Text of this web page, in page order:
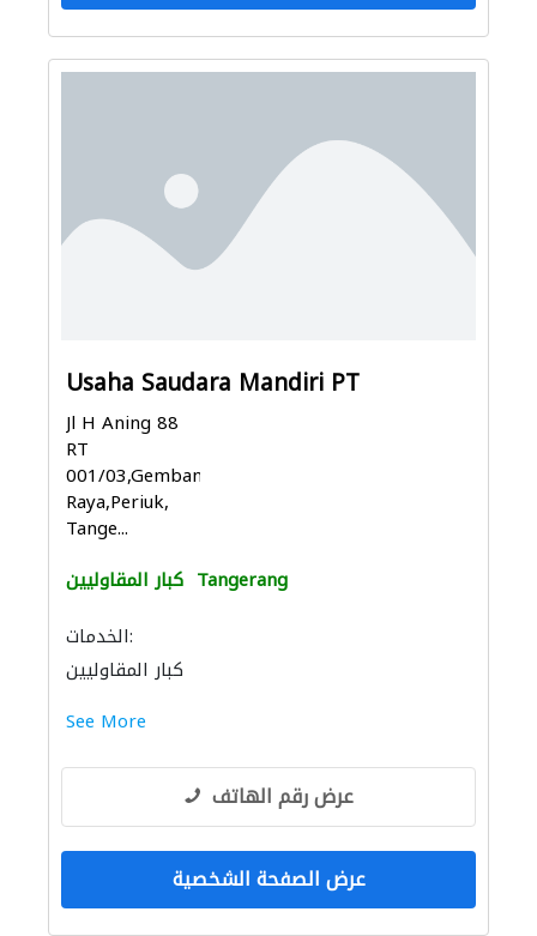
Usaha Saudara Mandiri PT
Jl H Aning 88
RT
001/03,Gembang
Raya,Periuk,
Tange...
كبار المقاوليين Tangerang
الخدمات:
كبار المقاوليين
See More
عرض رقم الهاتف
عرض الصفحة الشخصية